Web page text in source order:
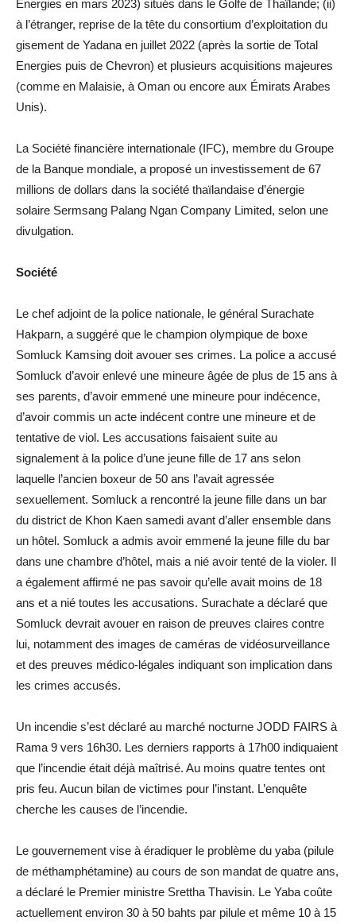
Energies en mars 2023) situés dans le Golfe de Thaïlande; (ii)
à l’étranger, reprise de la tête du consortium d’exploitation du
gisement de Yadana en juillet 2022 (après la sortie de Total
Energies puis de Chevron) et plusieurs acquisitions majeures
(comme en Malaisie, à Oman ou encore aux Émirats Arabes
Unis).
La Société financière internationale (IFC), membre du Groupe
de la Banque mondiale, a proposé un investissement de 67
millions de dollars dans la société thaïlandaise d’énergie
solaire Sermsang Palang Ngan Company Limited, selon une
divulgation.
Société
Le chef adjoint de la police nationale, le général Surachate
Hakparn, a suggéré que le champion olympique de boxe
Somluck Kamsing doit avouer ses crimes. La police a accusé
Somluck d’avoir enlevé une mineure âgée de plus de 15 ans à
ses parents, d’avoir emmené une mineure pour indécence,
d’avoir commis un acte indécent contre une mineure et de
tentative de viol. Les accusations faisaient suite au
signalement à la police d’une jeune fille de 17 ans selon
laquelle l’ancien boxeur de 50 ans l’avait agressée
sexuellement. Somluck a rencontré la jeune fille dans un bar
du district de Khon Kaen samedi avant d’aller ensemble dans
un hôtel. Somluck a admis avoir emmené la jeune fille du bar
dans une chambre d’hôtel, mais a nié avoir tenté de la violer. Il
a également affirmé ne pas savoir qu’elle avait moins de 18
ans et a nié toutes les accusations. Surachate a déclaré que
Somluck devrait avouer en raison de preuves claires contre
lui, notamment des images de caméras de vidéosurveillance
et des preuves médico-légales indiquant son implication dans
les crimes accusés.
Un incendie s’est déclaré au marché nocturne JODD FAIRS à
Rama 9 vers 16h30. Les derniers rapports à 17h00 indiquaient
que l’incendie était déjà maîtrisé. Au moins quatre tentes ont
pris feu. Aucun bilan de victimes pour l’instant. L’enquête
cherche les causes de l’incendie.
Le gouvernement vise à éradiquer le problème du yaba (pilule
de méthamphétamine) au cours de son mandat de quatre ans,
a déclaré le Premier ministre Srettha Thavisin. Le Yaba coûte
actuellement environ 30 à 50 bahts par pilule et même 10 à 15